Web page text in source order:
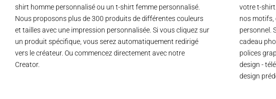
shirt homme personnalisé ou un t-shirt femme personnalisé.
Nous proposons plus de 300 produits de différentes couleurs
et tailles avec une impression personnalisée. Si vous cliquez sur
un produit spécifique, vous serez automatiquement redirigé
vers le créateur. Ou commencez directement avec notre
Creator.
votre t-
nos motifs,
personnel.
cadeau
polices
design -
design